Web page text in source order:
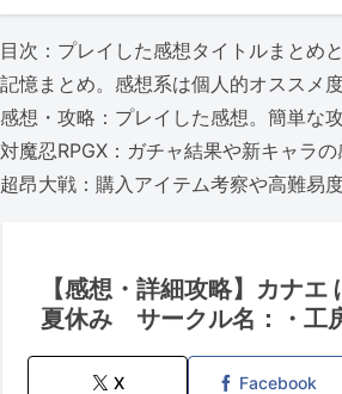
目次：プレイした感想タイトルまとめ
記憶まとめ。感想系は個人的オススメ
感想・攻略：プレイした感想。簡単な
対魔忍RPGX：ガチャ結果や新キャラの
超昂大戦：購入アイテム考察や高難易度
【感想・詳細攻略】カナエ
夏休み サークル名：・工
X Facebook